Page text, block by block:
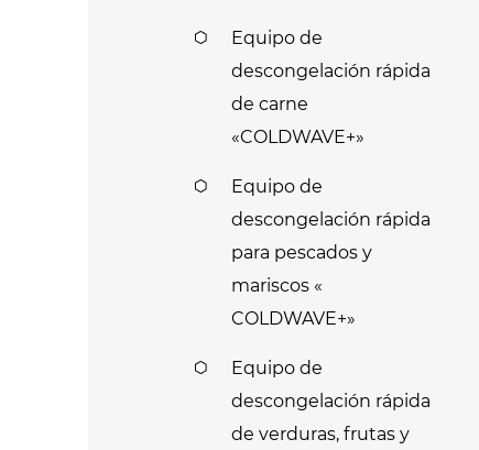
Equipo de
descongelación rápida
de carne
«COLDWAVE+»
Equipo de
descongelación rápida
para pescados y
mariscos «
COLDWAVE+»
Equipo de
descongelación rápida
de verduras, frutas y